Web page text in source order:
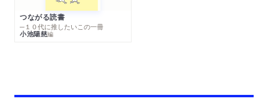
つながる読書
─１０代に推したいこの一冊
小池陽慈編